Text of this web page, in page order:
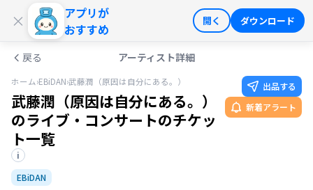
×
アプリが
おすすめ
開く ダウンロード
ログイン 会員登録
戻る アーティスト詳細
ホーム›EBiDAN›武藤潤（原因は自分にある。）
武藤潤（原因は自分にある。）
のライブ・コンサートのチケッ
ト一覧
i
EBiDAN
出品する
新着アラート